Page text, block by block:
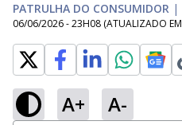
PATRULHA DO CONSUMIDOR |
06/06/2026 - 23H08 (ATUALIZADO EM
A+ A-
Loaded
12.89%